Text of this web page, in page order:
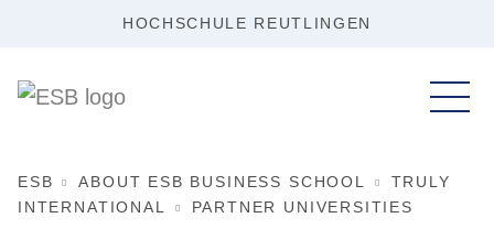
HOCHSCHULE REUTLINGEN
ESB ABOUT ESB BUSINESS SCHOOL
TRULY
INTERNATIONAL
PARTNER UNIVERSITIES